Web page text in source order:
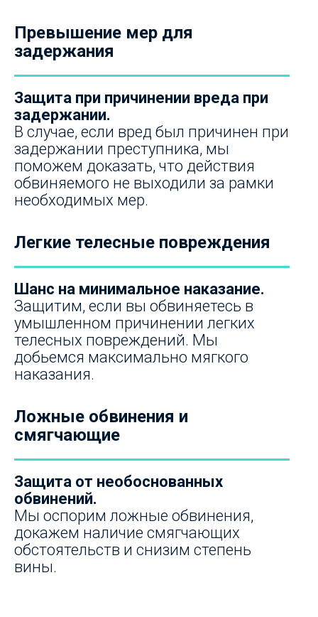
Превышение мер для
задержания
Защита при причинении вреда при
задержании.
В случае, если вред был причинен при
задержании преступника, мы
поможем доказать, что действия
обвиняемого не выходили за рамки
необходимых мер.
Легкие телесные повреждения
Шанс на минимальное наказание.
Защитим, если вы обвиняетесь в
умышленном причинении легких
телесных повреждений. Мы
добьемся максимально мягкого
наказания.
Ложные обвинения и
смягчающие
Защита от необоснованных
обвинений.
Мы оспорим ложные обвинения,
докажем наличие смягчающих
обстоятельств и снизим степень
вины.